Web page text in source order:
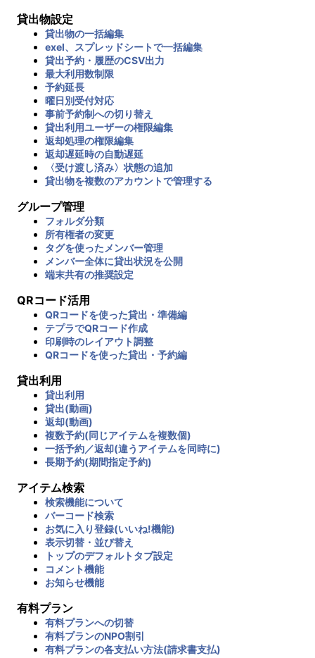
貸出物設定
貸出物の一括編集
exel、スプレッドシートで一括編集
貸出予約・履歴のCSV出力
最大利用数制限
予約延長
曜日別受付対応
事前予約制への切り替え
貸出利用ユーザーの権限編集
返却処理の権限編集
返却遅延時の自動遅延
〈受け渡し済み〉状態の追加
貸出物を複数のアカウントで管理する
グループ管理
フォルダ分類
所有権者の変更
タグを使ったメンバー管理
メンバー全体に貸出状況を公開
端末共有の推奨設定
QRコード活用
QRコードを使った貸出・準備編
テプラでQRコード作成
印刷時のレイアウト調整
QRコードを使った貸出・予約編
貸出利用
貸出利用
貸出(動画)
返却(動画)
複数予約(同じアイテムを複数個)
一括予約／返却(違うアイテムを同時に)
長期予約(期間指定予約)
アイテム検索
検索機能について
バーコード検索
お気に入り登録(いいね!機能)
表示切替・並び替え
トップのデフォルトタブ設定
コメント機能
お知らせ機能
有料プラン
有料プランへの切替
有料プランのNPO割引
有料プランの各支払い方法(請求書支払)